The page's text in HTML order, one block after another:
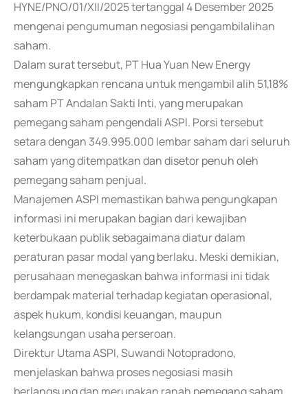
HYNE/PNO/01/XII/2025 tertanggal 4 Desember 2025
mengenai pengumuman negosiasi pengambilalihan
saham.
Dalam surat tersebut, PT Hua Yuan New Energy
mengungkapkan rencana untuk mengambil alih 51,18%
saham PT Andalan Sakti Inti, yang merupakan
pemegang saham pengendali ASPI. Porsi tersebut
setara dengan 349.995.000 lembar saham dari seluruh
saham yang ditempatkan dan disetor penuh oleh
pemegang saham penjual.
Manajemen ASPI memastikan bahwa pengungkapan
informasi ini merupakan bagian dari kewajiban
keterbukaan publik sebagaimana diatur dalam
peraturan pasar modal yang berlaku. Meski demikian,
perusahaan menegaskan bahwa informasi ini tidak
berdampak material terhadap kegiatan operasional,
aspek hukum, kondisi keuangan, maupun
kelangsungan usaha perseroan.
Direktur Utama ASPI, Suwandi Notopradono,
menjelaskan bahwa proses negosiasi masih